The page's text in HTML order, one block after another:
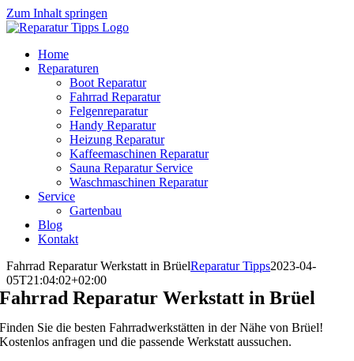
Zum Inhalt springen
Home
Reparaturen
Boot Reparatur
Fahrrad Reparatur
Felgenreparatur
Handy Reparatur
Heizung Reparatur
Kaffeemaschinen Reparatur
Sauna Reparatur Service
Waschmaschinen Reparatur
Service
Gartenbau
Blog
Kontakt
Fahrrad Reparatur Werkstatt in BrüelReparatur Tipps2023-04-
05T21:04:02+02:00
Fahrrad Reparatur Werkstatt in Brüel
Finden Sie die besten Fahrradwerkstätten in der Nähe von Brüel!
Kostenlos anfragen und die passende Werkstatt aussuchen.